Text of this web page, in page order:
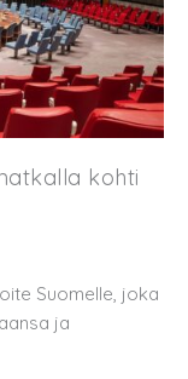
kohti
Suomelle, joka
ja